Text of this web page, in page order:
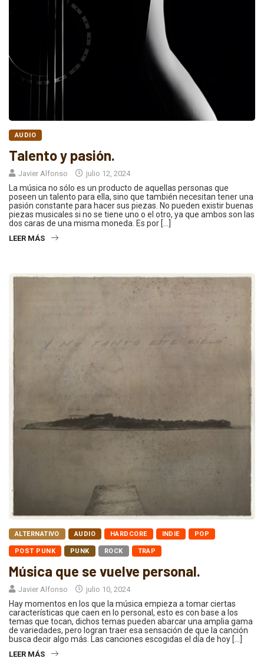
AUDIO
Talento y pasión.
Javier Alfonso julio 12, 2024
La música no sólo es un producto de aquellas personas que
poseen un talento para ella, sino que también necesitan tener una
pasión constante para hacer sus piezas. No pueden existir buenas
piezas musicales si no se tiene uno o el otro, ya que ambos son las
dos caras de una misma moneda. Es por […]
LEER MÁS
ALTERNATIVO AUDIO HARDCORE INDIE POP
POST PUNK PUNK ROCK TRAP
Música que se vuelve personal.
Javier Alfonso julio 10, 2024
Hay momentos en los que la música empieza a tomar ciertas
características que caen en lo personal, esto es con base a los
temas que tocan, dichos temas pueden abarcar una amplia gama
de variedades, pero logran traer esa sensación de que la canción
busca decir algo más. Las canciones escogidas el día de hoy […]
LEER MÁS